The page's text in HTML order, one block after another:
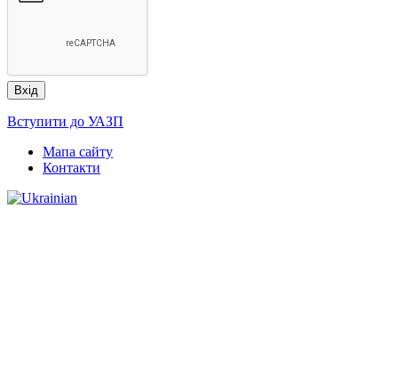
Вступити до УАЗП
Мапа сайту
Контакти